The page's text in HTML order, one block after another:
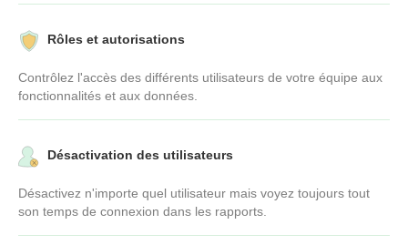
Rôles et autorisations
Contrôlez l'accès des différents utilisateurs de votre équipe aux
fonctionnalités et aux données.
Désactivation des utilisateurs
Désactivez n'importe quel utilisateur mais voyez toujours tout
son temps de connexion dans les rapports.